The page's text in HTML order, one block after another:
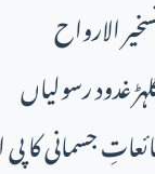
الارواح
غدود رسولیاں
جسمانی کا